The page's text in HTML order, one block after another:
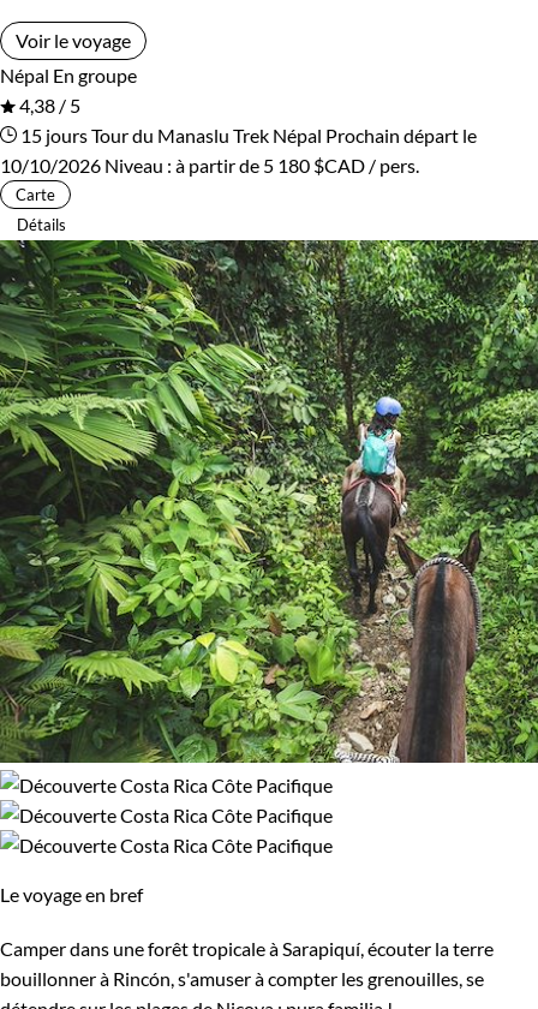
Voir le voyage
Népal En groupe
4,38 / 5
15 joursTour du Manaslu Trek Népal Prochain départ le
10/10/2026 Niveau : à partir de 5 180 $CAD / pers.
Carte
Détails
Le voyage en bref
Camper dans une forêt tropicale à Sarapiquí, écouter la terre
bouillonner à Rincón, s'amuser à compter les grenouilles, se